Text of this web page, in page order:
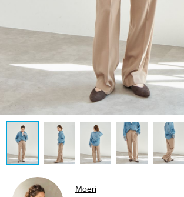
Moeri